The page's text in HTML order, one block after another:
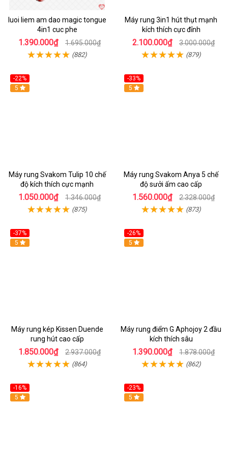
luoi liem am dao magic tongue
4in1 cuc phe
1.390.000₫ 1.695.000₫
(882)
Máy rung 3in1 hút thụt mạnh
kích thích cực đỉnh
2.100.000₫ 3.000.000₫
(879)
-22%
Hot
5
Máy rung Svakom Tulip 10 chế
độ kích thích cực mạnh
1.050.000₫ 1.346.000₫
(875)
-33%
Hot
5
Máy rung Svakom Anya 5 chế
độ sưởi ấm cao cấp
1.560.000₫ 2.328.000₫
(873)
-37%
Hot
5
Máy rung kép Kissen Duende
rung hút cao cấp
1.850.000₫ 2.937.000₫
(864)
-26%
Hot
5
Máy rung điểm G Aphojoy 2 đầu
kích thích sâu
1.390.000₫ 1.878.000₫
(862)
-16%
Hot
5
-23%
Hot
5